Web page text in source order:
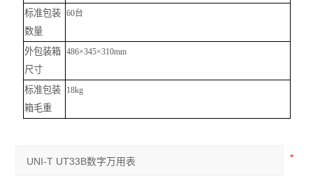
标准包装
数量
60台
外包装箱
尺寸
486×345×310mm
标准包装
箱毛重
18kg